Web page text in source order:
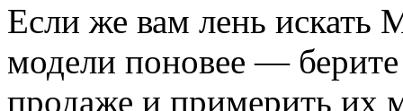
Если же вам лень искать
модели поновее —
продаже и примерить